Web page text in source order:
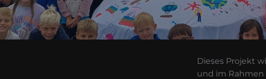
Dieses Projekt
und im Rahmen